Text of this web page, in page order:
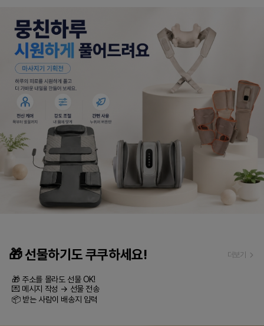
🎁 선물하기도 쿠쿠하세요! 더보기
🎁 주소를 몰라도 선물 OK!
💌 메시지 작성 → 선물 전송
📦 받는 사람이 배송지 입력